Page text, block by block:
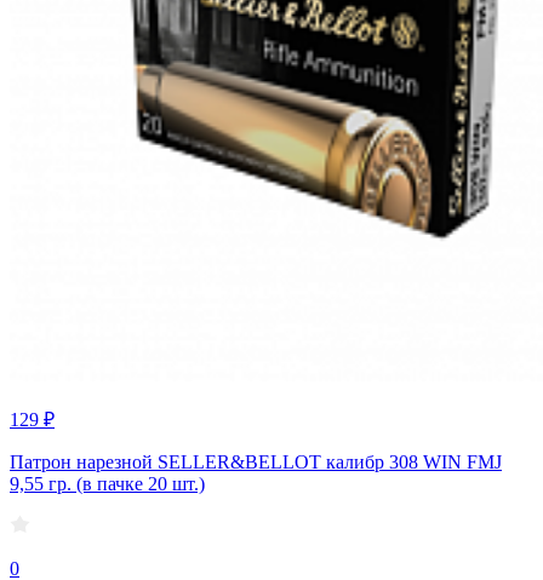
129 ₽
Патрон нарезной SELLER&BELLOT калибр 308 WIN FMJ
9,55 гр. (в пачке 20 шт.)
0